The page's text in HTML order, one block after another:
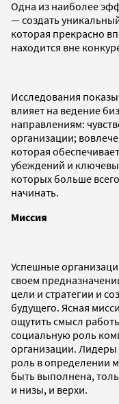
Одна из наиболее
— создать
которая прекрасно
находится вне
Исследования
влияет на ведение
направлениям:
организации;
которая
убеждений и
которых больше
начинать.
Миссия
Успешные
своем
цели и стратегии и
будущего. Ясная
ощутить смысл
социальную роль
организации.
роль в определении
быть выполнена,
и низы, и верхи.